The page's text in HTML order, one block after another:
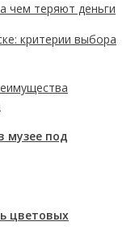
чем теряют деньги
критерии выбора
музее под
цветовых